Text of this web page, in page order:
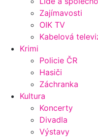
Zajímavosti
OIK TV
Kabelová
Krimi
Policie ČR
Hasiči
Záchranka
Kultura
Koncerty
Divadla
Výstavy